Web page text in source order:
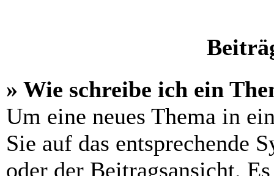
» Wie schreibe ich ein
Um eine neues Thema in
Sie auf das entsprechende
oder der Beitragsansicht.